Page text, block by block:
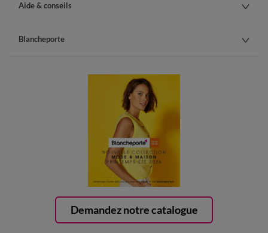
Demandez notre catalogue
Aide & conseils
Blancheporte